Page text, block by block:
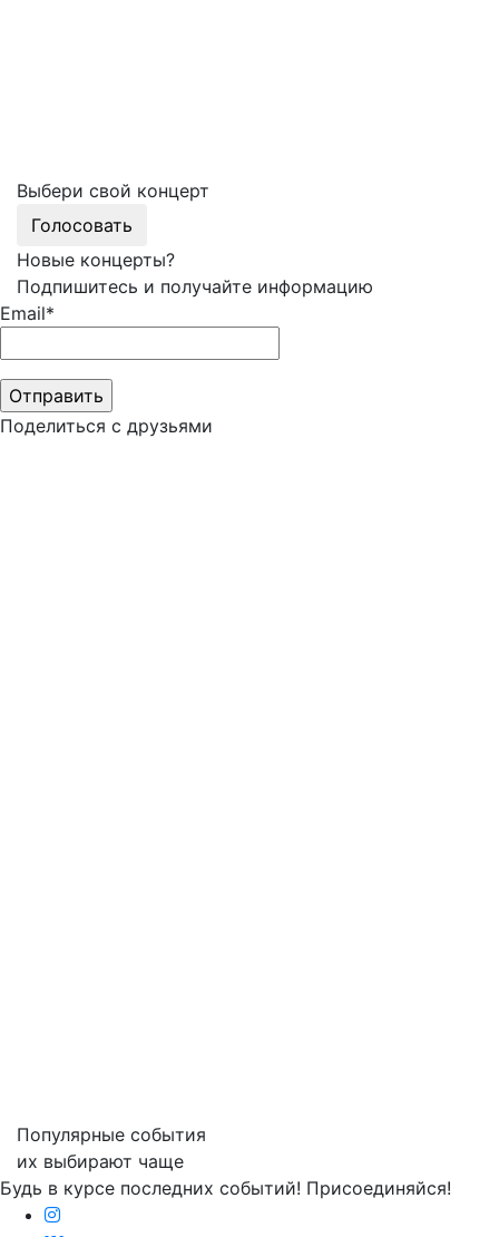
Выбери свой концерт
Голосовать
Новые концерты?
Подпишитесь и получайте информацию
Email*
Поделиться с друзьями
Популярные события
их выбирают чаще
Будь в курсе последних событий! Присоединяйся!